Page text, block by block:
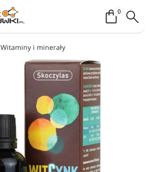
0Koszyk /
Witaminy i minerały